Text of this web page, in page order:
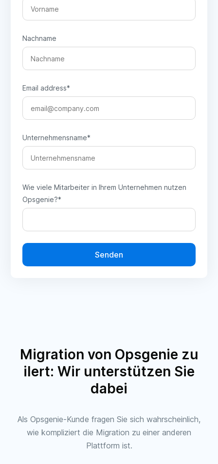
Nachname
Email address*
Unternehmensname*
Wie viele Mitarbeiter in Ihrem Unternehmen nutzen
Opsgenie?*
Migration von Opsgenie zu
ilert: Wir unterstützen Sie
dabei
Als Opsgenie-Kunde fragen Sie sich wahrscheinlich,
wie kompliziert die Migration zu einer anderen
Plattform ist.